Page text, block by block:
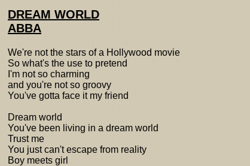
DREAM WORLD
ABBA
We're not the stars of a Hollywood movie
So what's the use to pretend
I'm not so charming
and you're not so groovy
You've gotta face it my friend
Dream world
You've been living in a dream world
Trust me
You just can't escape from reality
Boy meets girl